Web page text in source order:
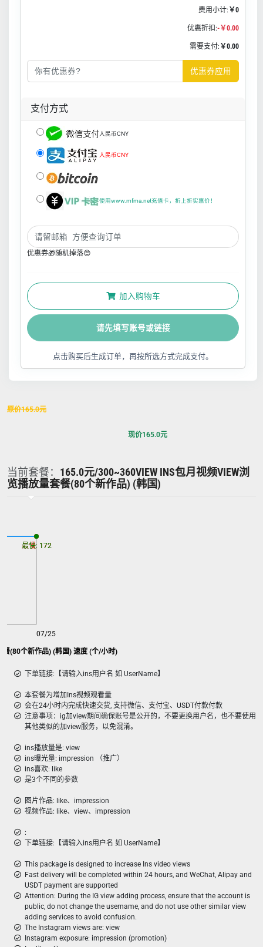
费用小计: ￥0
优惠折扣:-￥0.00
需要支付: ￥0.00
优惠券应用
支付方式
人民币CNY
人民币CNY
使用www.mfma.net充值卡，折上折实惠价！
优惠券🎁随机掉落😍
加入购物车
请先填写账号或链接
点击购买后生成订单，再按所选方式完成支付。
原价165.0元
现价165.0元
当前套餐： 165.0元/300~360VIEW INS包月视频VIEW浏
览播放量套餐(80个新作品) (韩国)
(80个新作品) (韩国) 速度 (个/小时)
07/25
最慢: 172
最快: 172
下单链接:【请输入ins用户名 如 UserName】
本套餐为增加Ins视频观看量
会在24小时内完成快速交货, 支持微信、支付宝、USDT付款付款
注意事项：ig加view期间确保账号是公开的，不要更换用户名，也不要使用
其他类似的加view服务，以免混淆。
ins播放量是: view
ins曝光量: impression （推广）
ins喜欢: like
是3个不同的参数
图片作品: like、impression
视频作品: like、view、impression
:
下单链接:【请输入ins用户名 如 UserName】
This package is designed to increase Ins video views
Fast delivery will be completed within 24 hours, and WeChat, Alipay and
USDT payment are supported
Attention: During the IG view adding process, ensure that the account is
public, do not change the username, and do not use other similar view
adding services to avoid confusion.
The Instagram views are: view
Instagram exposure: impression (promotion)